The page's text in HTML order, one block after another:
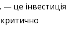
— це інвестиція